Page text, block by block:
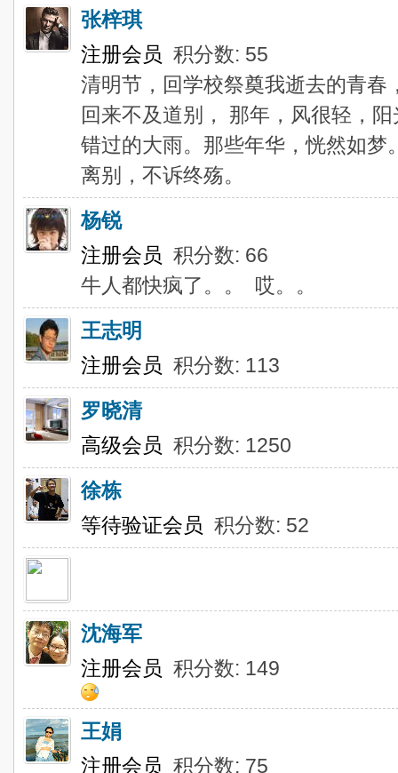
张梓琪
注册会员 积分数: 55
清明节，回学校祭奠我逝去的青
回来不及道别， 那年，风很轻，
错过的大雨。那些年华，恍然如
离别，不诉终殇。
杨锐
注册会员 积分数: 66
牛人都快疯了。。 哎。。
王志明
注册会员 积分数: 113
罗晓清
高级会员 积分数: 1250
徐栋
等待验证会员 积分数: 52
沈海军
注册会员 积分数: 149
王娟
注册会员 积分数: 75